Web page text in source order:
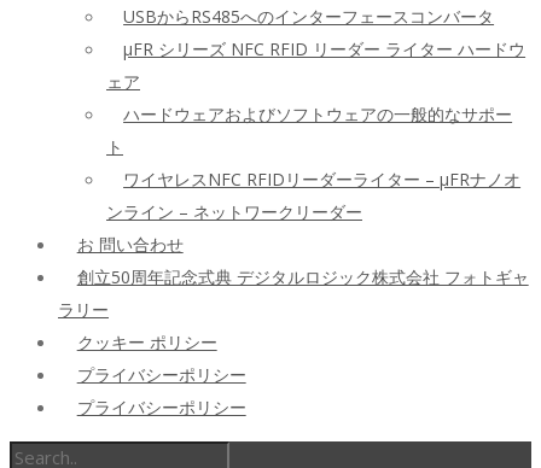
USBからRS485へのインターフェースコンバータ
μFR シリーズ NFC RFID リーダー ライター ハードウ
ェア
ハードウェアおよびソフトウェアの一般的なサポー
ト
ワイヤレスNFC RFIDリーダーライター – μFRナノオ
ンライン – ネットワークリーダー
お 問い合わせ
創立50周年記念式典 デジタルロジック株式会社 フォトギャ
ラリー
クッキー ポリシー
プライバシーポリシー
プライバシーポリシー